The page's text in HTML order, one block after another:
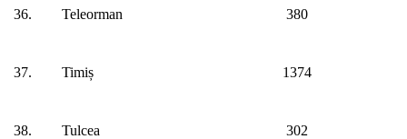
36. Teleorman 380
37. Timiș 1374
38. Tulcea 302